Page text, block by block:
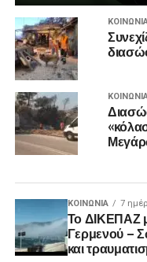
ΚΟΙΝΩΝΊΑ 7
Το ΔΙΚΕΠΑΖ
Γερμενού –
και